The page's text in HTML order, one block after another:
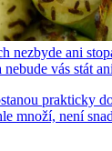
nezbyde ani
nebude vás stát
prakticky
množí, není